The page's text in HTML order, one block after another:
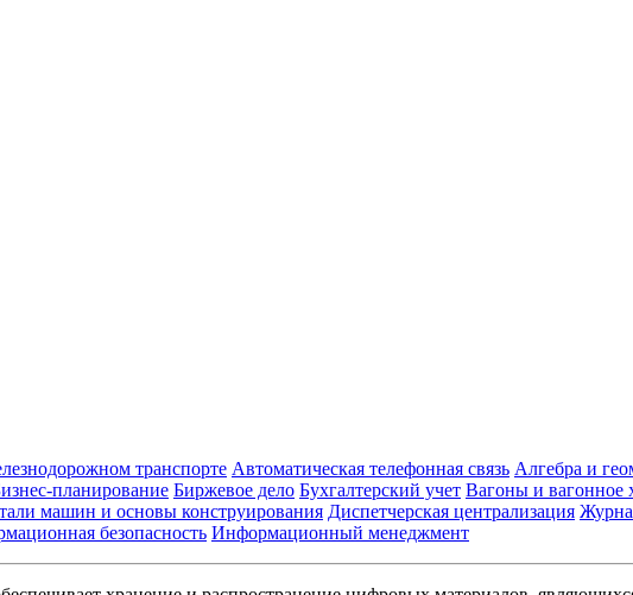
транспорте Автоматическая телефонная связь Алгебра и
планирование Биржевое дело Бухгалтерский учет Вагоны и вагонное
машин и основы конструирования Диспетчерская централизация
безопасность Информационный менеджмент